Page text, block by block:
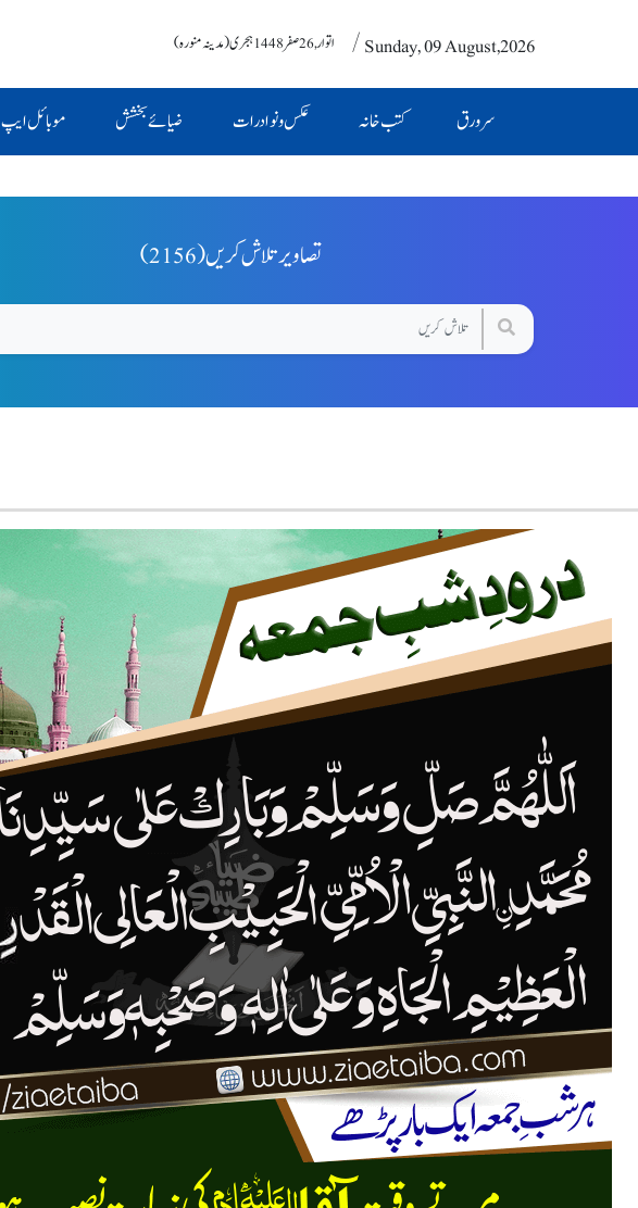
اتوار , 26 صفر 1448 ہجری (مدینہ منورہ) / Sunday, 09 August,2026
سرورق کتب خانہ عکس و نوادرات ضیائے بخشش موبائل ایپ
(2156) تصاویر تلاش کریں